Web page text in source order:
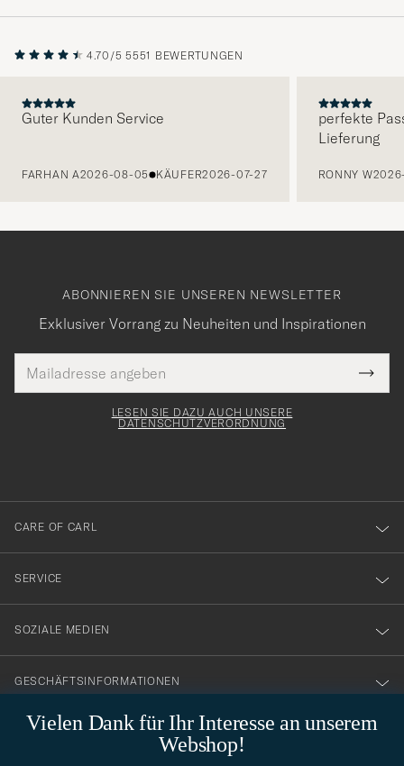
4.70/5 5551 BEWERTUNGEN
Guter Kunden Service
FARHAN A2026-08-05 KÄUFER2026-07-27
perfekte
Lieferung
RONNY W
Vielen Dank für Ihr Interesse an unserem
Webshop!
ABONNIEREN SIE UNSEREN NEWSLETTER
Exklusiver Vorrang zu Neuheiten und Inspirationen
Mail
Adresse
Tack
för
dig
till
vårt
nyhetsbrev!
LESEN SIE DAZU AUCH UNSERE
DATENSCHUTZVERORDNUNG
CARE OF CARL
SERVICE
SOZIALE MEDIEN
GESCHÄFTSINFORMATIONEN